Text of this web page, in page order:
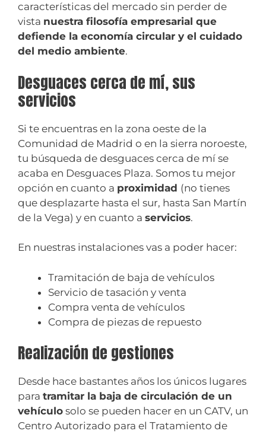
características del mercado sin perder de
vista nuestra filosofía empresarial que
defiende la economía circular y el cuidado
del medio ambiente.
Desguaces cerca de mí, sus
servicios
Si te encuentras en la zona oeste de la
Comunidad de Madrid o en la sierra noroeste,
tu búsqueda de desguaces cerca de mí se
acaba en Desguaces Plaza. Somos tu mejor
opción en cuanto a proximidad (no tienes
que desplazarte hasta el sur, hasta San Martín
de la Vega) y en cuanto a servicios.
En nuestras instalaciones vas a poder hacer:
Tramitación de baja de vehículos
Servicio de tasación y venta
Compra venta de vehículos
Compra de piezas de repuesto
Realización de gestiones
Desde hace bastantes años los únicos lugares
para tramitar la baja de circulación de un
vehículo solo se pueden hacer en un CATV, un
Centro Autorizado para el Tratamiento de